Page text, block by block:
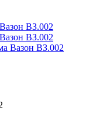
Вазон ВЗ.002